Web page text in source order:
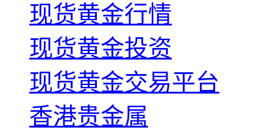
现货黄金行情
现货黄金投资
现货黄金交易平台
香港贵金属